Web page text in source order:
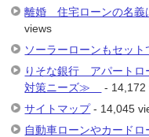
離婚 住宅ローンの名義
views
ソーラーローンもセット
りそな銀行 アパート
対策ニーズ≫
- 14,172
サイトマップ- 14,045
自動車ローンやカード